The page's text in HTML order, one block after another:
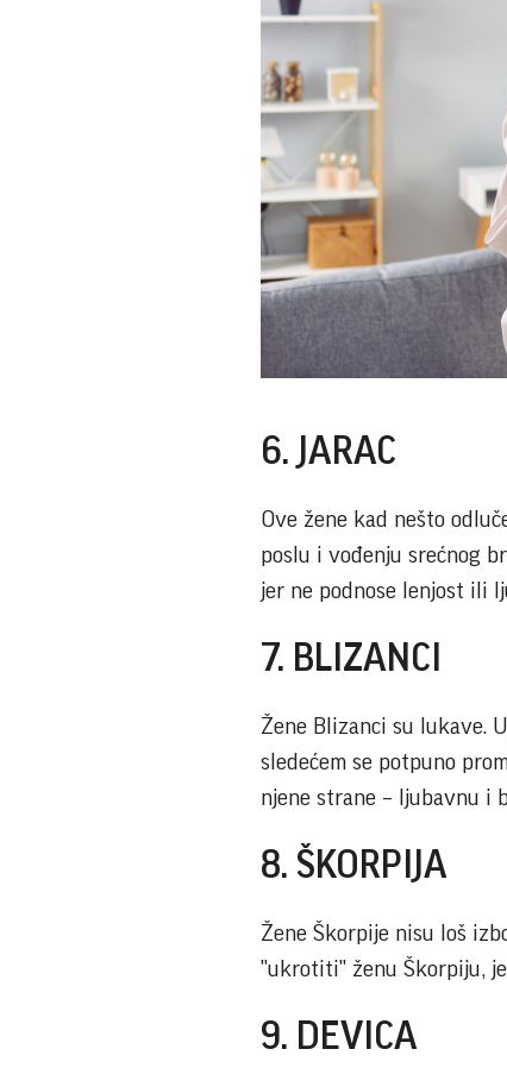
6. JARAC
Ove žene kad nešto
poslu i vođenju srećnog
jer ne podnose lenjost ili
7. BLIZANCI
Žene Blizanci su lukave.
sledećem se potpuno
njene strane – ljubavnu i
8. ŠKORPIJA
Žene Škorpije nisu loš
"ukrotiti" ženu Škorpiju,
9. DEVICA